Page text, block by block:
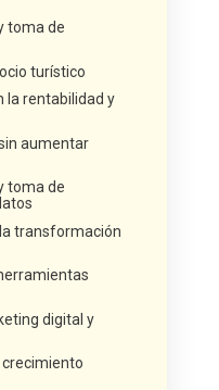
toma de
turístico
la rentabilidad y
aumentar
toma de
transformación
digital y
crecimiento